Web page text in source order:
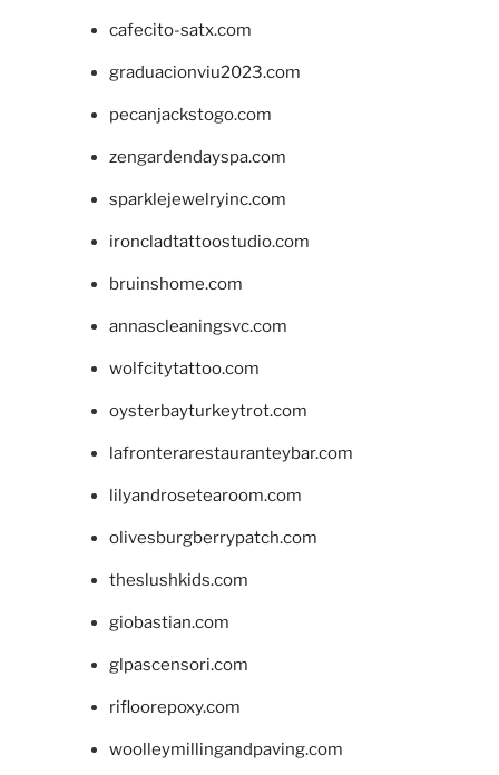
cafecito-satx.com
graduacionviu2023.com
pecanjackstogo.com
zengardendayspa.com
sparklejewelryinc.com
ironcladtattoostudio.com
bruinshome.com
annascleaningsvc.com
wolfcitytattoo.com
oysterbayturkeytrot.com
lafronterarestauranteybar.com
lilyandrosetearoom.com
olivesburgberrypatch.com
theslushkids.com
giobastian.com
glpascensori.com
rifloorepoxy.com
woolleymillingandpaving.com